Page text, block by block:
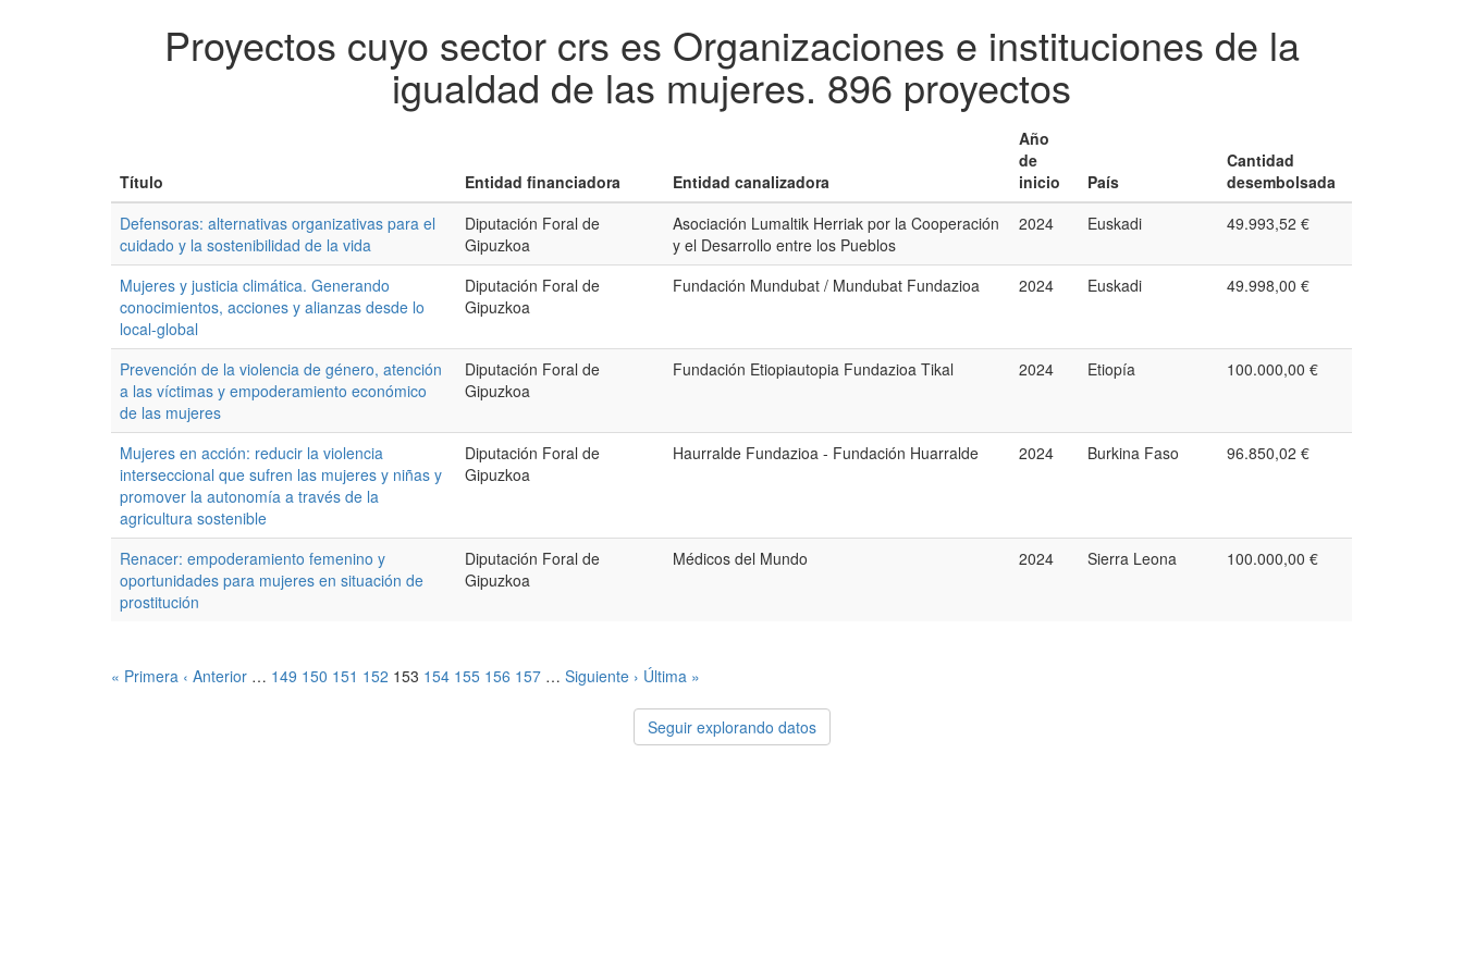
Proyectos cuyo sector crs es Organizaciones e instituciones de la
igualdad de las mujeres. 896 proyectos
Título Entidad financiadora Entidad canalizadora
Año
de
inicio
País
Cantidad
desembolsada
Defensoras: alternativas organizativas para el
cuidado y la sostenibilidad de la vida
Diputación Foral de
Gipuzkoa
Asociación Lumaltik Herriak por la Cooperación
y el Desarrollo entre los Pueblos
2024 Euskadi 49.993,52 €
Mujeres y justicia climática. Generando
conocimientos, acciones y alianzas desde lo
local-global
Diputación Foral de
Gipuzkoa
Fundación Mundubat / Mundubat Fundazioa 2024 Euskadi 49.998,00 €
Prevención de la violencia de género, atención
a las víctimas y empoderamiento económico
de las mujeres
Diputación Foral de
Gipuzkoa
Fundación Etiopiautopia Fundazioa Tikal 2024 Etiopía 100.000,00 €
Mujeres en acción: reducir la violencia
interseccional que sufren las mujeres y niñas y
promover la autonomía a través de la
agricultura sostenible
Diputación Foral de
Gipuzkoa
Haurralde Fundazioa - Fundación Huarralde 2024 Burkina Faso 96.850,02 €
Renacer: empoderamiento femenino y
oportunidades para mujeres en situación de
prostitución
Diputación Foral de
Gipuzkoa
Médicos del Mundo 2024 Sierra Leona 100.000,00 €
« Primera ‹ Anterior … 149 150 151 152 153 154 155 156 157 … Siguiente › Última »
Seguir explorando datos